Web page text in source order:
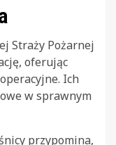
Straży Pożarnej
oferując
Ich
w sprawnym
przypomina,